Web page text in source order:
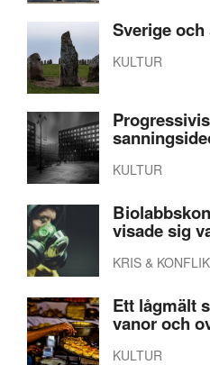
Sverige
KULTUR
KULTUR
visade sig
KRIS &
Ett lågmält
vanor och
KULTUR